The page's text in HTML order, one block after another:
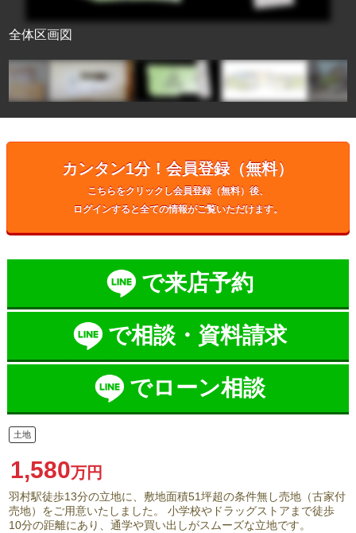
全体区画図
カンタン1分！会員登録（無料）
こちらをクリックし会員登録（無料）後、
ログインすると全ての情報がご覧いただけます。
で来店予約
で相談・資料請求
でローン相談
土地
1,580万円
羽村駅徒歩13分の立地に、敷地面積51坪超の条件無し売地（古家付
売地）をご用意いたしました。 小学校やドラッグストアまで徒歩
10分の距離にあり、通学や買い出しがスムーズな立地です。